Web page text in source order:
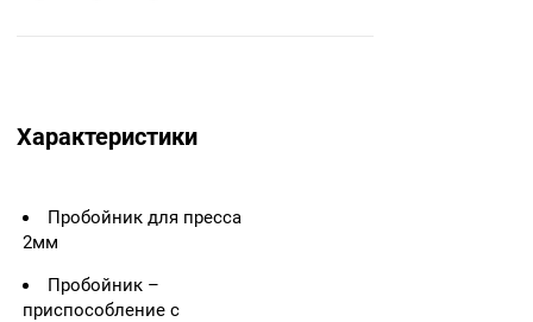
Характеристики
Пробойник для пресса
2мм
Пробойник –
приспособление с